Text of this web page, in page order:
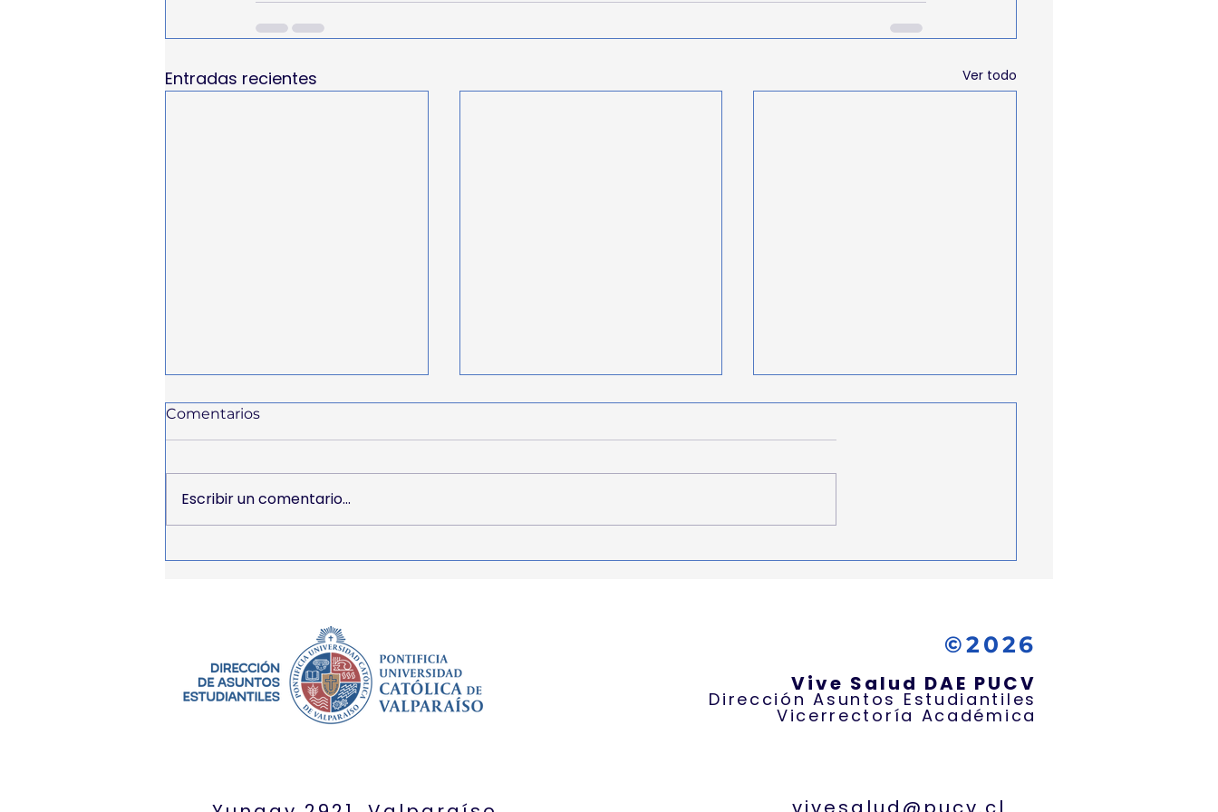
Entradas recientes Ver todo
Comentarios
Escribir un comentario...
©2026
Vive Salud DAE PUCV
Dirección Asuntos Estudiantiles
Vicerrectoría Académica